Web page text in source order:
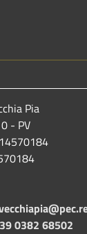
Pia
- PV
0382 68502